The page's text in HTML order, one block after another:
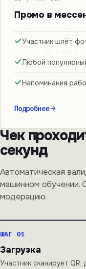
Промо в
Участник шлёт
Любой
Напоминания
Подробнее
Чек
секунд
Автоматическая
машинном обучении.
модерацию.
ШАГ 01
Загрузка
Участник сканирует